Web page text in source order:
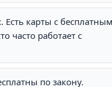
Есть карты с бесплатным
часто работает с
по закону.